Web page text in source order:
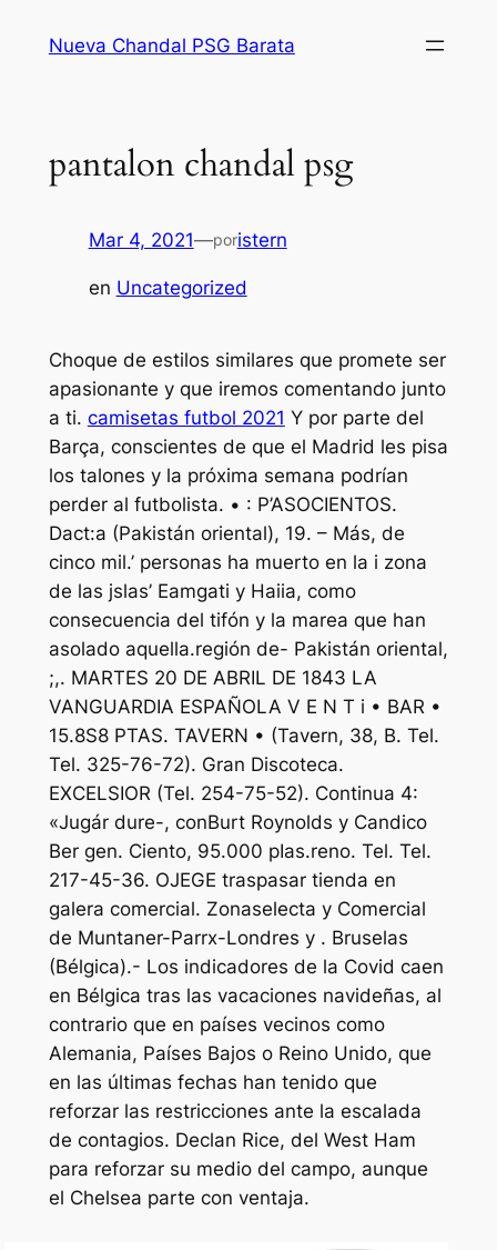
Nueva Chandal PSG Barata
pantalon chandal psg
Mar 4, 2021—poristern
en Uncategorized
Choque de estilos similares que promete ser
apasionante y que iremos comentando junto
a ti. camisetas futbol 2021 Y por parte del
Barça, conscientes de que el Madrid les pisa
los talones y la próxima semana podrían
perder al futbolista. • : P’ASOCIENTOS.
Dact:a (Pakistán oriental), 19. – Más, de
cinco mil.’ personas ha muerto en la i zona
de las jslas’ Eamgati y Haiia, como
consecuencia del tifón y la marea que han
asolado aquella.región de- Pakistán oriental,
;,. MARTES 20 DE ABRIL DE 1843 LA
VANGUARDIA ESPAÑOLA V E N T i • BAR •
15.8S8 PTAS. TAVERN • (Tavern, 38, B. Tel.
Tel. 325-76-72). Gran Discoteca.
EXCELSIOR (Tel. 254-75-52). Continua 4:
«Jugár dure-, conBurt Roynolds y Candico
Ber gen. Ciento, 95.000 pIas.reno. Tel. Tel.
217-45-36. OJEGE traspasar tienda en
galera comercial. Zonaselecta y Comercial
de Muntaner-Parrx-Londres y . Bruselas
(Bélgica).- Los indicadores de la Covid caen
en Bélgica tras las vacaciones navideñas, al
contrario que en países vecinos como
Alemania, Países Bajos o Reino Unido, que
en las últimas fechas han tenido que
reforzar las restricciones ante la escalada
de contagios. Declan Rice, del West Ham
para reforzar su medio del campo, aunque
el Chelsea parte con ventaja.